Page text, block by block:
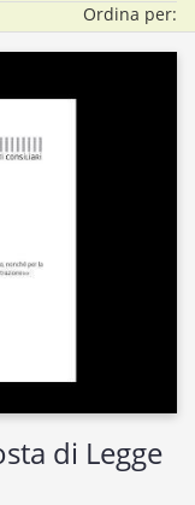
Ordina per:
di Legge